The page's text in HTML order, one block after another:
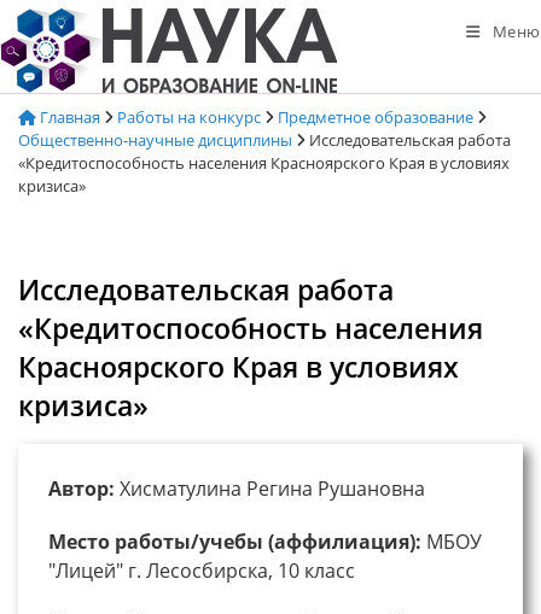
Перейти
к
содержимому
Меню
Главная Работы на конкурс
Предметное образование
Общественно-научные дисциплины
Исследовательская работа
«Кредитоспособность населения Красноярского Края в условиях
кризиса»
Исследовательская работа
«Кредитоспособность населения
Красноярского Края в условиях
кризиса»
Автор: Хисматулина Регина Рушановна
Место работы/учебы (аффилиация): МБОУ
"Лицей" г. Лесосбирска, 10 класс